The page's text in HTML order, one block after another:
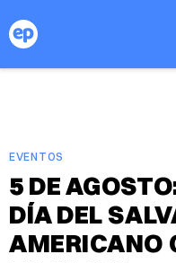
EVENTOS
5 DE
DÍA DEL
AMERICANO